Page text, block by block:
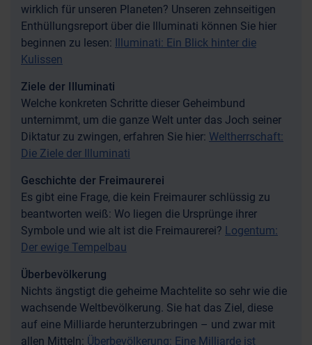
wirklich für unseren Planeten? Unseren zehnseitigen
Enthüllungsreport über die Illuminati können Sie hier
beginnen zu lesen: Illuminati: Ein Blick hinter die
Kulissen
Ziele der Illuminati
Welche konkreten Schritte dieser Geheimbund
unternimmt, um die ganze Welt unter das Joch seiner
Diktatur zu zwingen, erfahren Sie hier: Weltherrschaft:
Die Ziele der Illuminati
Geschichte der Freimaurerei
Es gibt eine Frage, die kein Freimaurer schlüssig zu
beantworten weiß: Wo liegen die Ursprünge ihrer
Symbole und wie alt ist die Freimaurerei? Logentum:
Der ewige Tempelbau
Überbevölkerung
Nichts ängstigt die geheime Machtelite so sehr wie die
wachsende Weltbevölkerung. Sie hat das Ziel, diese
auf eine Milliarde herunterzubringen – und zwar mit
allen Mitteln: Überbevölkerung: Eine Milliarde ist